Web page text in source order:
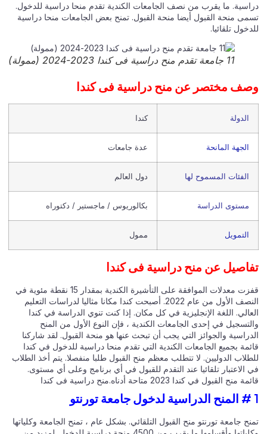
ما يقرب من نصف الجامعات الكندية تقدم منحا دراسية للدخول.
منحة القبول أيضا منحة القبول. تمنح بعض الجامعات منحا دراسية
تلقائيا.
مختصر عن منح دراسية فى كندا
الدولة
الجهة المانحة عدة جامعات
الفئات المسموح لها دول العالم
مستوى الدراسة بكالوريوس / ماجستير / دكتوراه
التمويل ممول
عن منح دراسية فى كندا
قفزت معدلات الموافقة على التأشيرة الكندية بمقدار 15 نقطة مئوية في
النصف الأول من عام 2022. أصبحت كندا مكانا مثاليا لدراسات التعليم
اللغة الإنجليزية في كل مكان. إذا كنت تنوي الدراسة في كندا
في إحدى الجامعات الكندية ، فإن النوع الأول من المنح
والجوائز التي يجب أن تبحث عنها هو منحة القبول. لقد شاركنا
بجميع الجامعات الكندية التي تقدم منحا دراسية للدخول في كندا
الدوليين. لا تتطلب معظم منح القبول طلبا منفصلا. يتم أخذ الطلاب
الاعتبار تلقائيا عند التقدم للقبول في أي برنامج وعلى أي مستوى.
القبول في كندا 2023 متاحة أدناه.منح دراسية فى كندا
جامعة تورنتو منح القبول التلقائي. بشكل عام ، تمنح الجامعة وكلياتها